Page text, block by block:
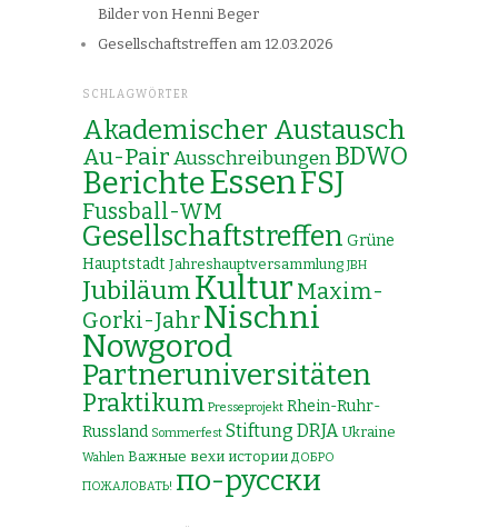
Bilder von Henni Beger
Gesellschaftstreffen am 12.03.2026
SCHLAGWÖRTER
Akademischer Austausch
Au-PairAusschreibungenBDWO
BerichteEssenFSJ
Fussball-WM
Gesellschaftstreffen Grüne
Hauptstadt Jahreshauptversammlung JBH
Jubiläum Kultur Maxim-
Gorki-JahrNischni
Nowgorod
Partneruniversitäten
Praktikum Presseprojekt Rhein-Ruhr-
Russland Sommerfest Stiftung DRJA Ukraine
Wahlen Важные вехи истории ДОБРО
ПОЖАЛОВАТЬ! по-русски